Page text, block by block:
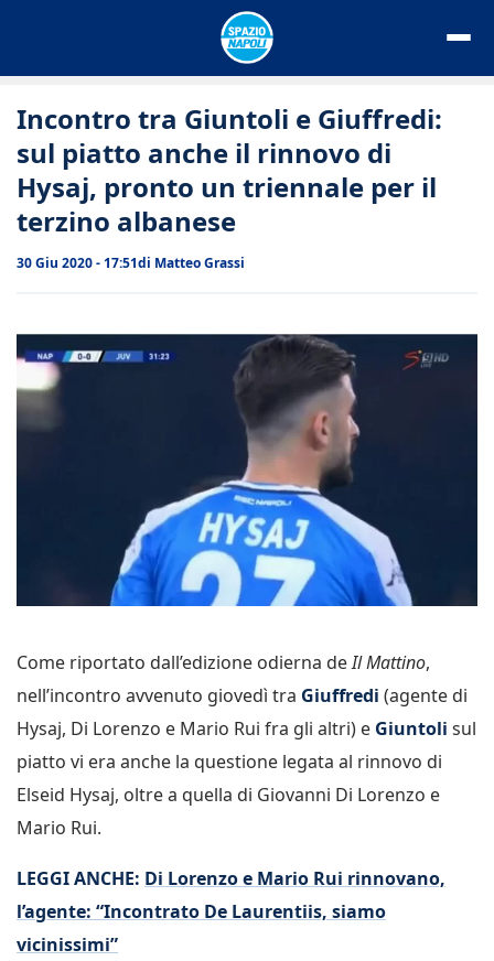
Incontro tra Giuntoli e Giuffredi:
sul piatto anche il rinnovo di
Hysaj, pronto un triennale per il
terzino albanese
30 Giu 2020 - 17:51di Matteo Grassi
Come riportato dall’edizione odierna deIl Mattino,
nell’incontro avvenuto giovedì tra Giuffredi (agente di
Hysaj, Di Lorenzo e Mario Rui fra gli altri) e Giuntoli sul
piatto vi era anche la questione legata al rinnovo di
Elseid Hysaj, oltre a quella di Giovanni Di Lorenzo e
Mario Rui.
LEGGI ANCHE: Di Lorenzo e Mario Rui rinnovano,
l’agente: “Incontrato De Laurentiis, siamo
vicinissimi”